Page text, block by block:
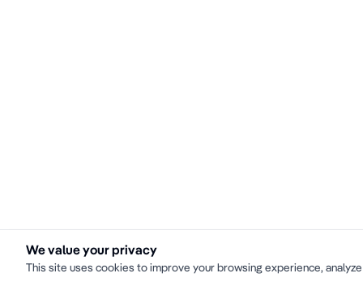
We value your privacy
This site uses cookies to improve your browsing experience,